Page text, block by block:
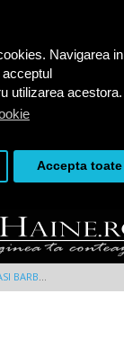
Navigarea in
utilizarea acestora.
Accepta toate
BARBATI